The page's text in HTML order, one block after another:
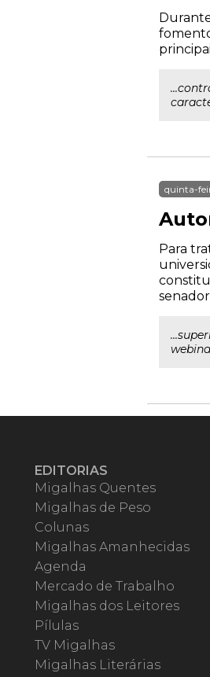
quinta-
Para
EDITORIAS
Migalhas Quentes
Migalhas de Peso
Colunas
Migalhas Amanhecidas
Agenda
Mercado de Trabalho
Migalhas dos Leitores
Pílulas
TV Migalhas
Migalhas Literárias